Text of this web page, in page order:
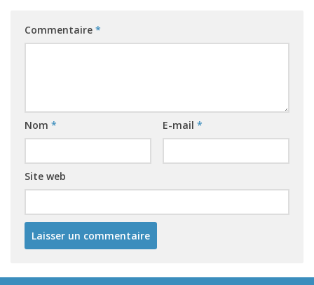
Commentaire *
Nom * E-mail *
Site web